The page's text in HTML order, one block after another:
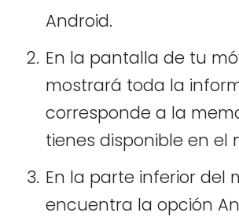
Android.
En la pantalla de tu
mostrará toda la
corresponde a la
tienes disponible en el
En la parte inferior del
encuentra la opción